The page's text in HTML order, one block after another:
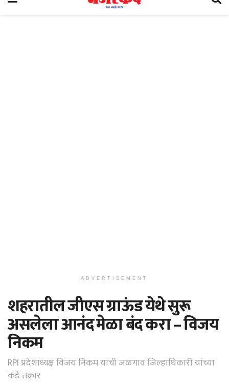
ADVERTISEMENT
शहरातील जीएस ग्राऊंड येथे सुरू
असलेला आनंद मेळा बंद करा – विजय
निकम
RPI प्रदेशाध्यक्ष विजय निकम यांची जळगाव जिल्हाधिकारी यांच्या
कडे तक्रार